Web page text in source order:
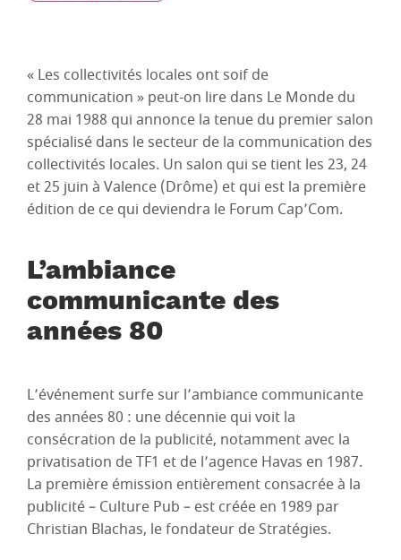
« Les collectivités locales ont soif de
communication » peut-on lire dans Le Monde du
28 mai 1988 qui annonce la tenue du premier salon
spécialisé dans le secteur de la communication des
collectivités locales. Un salon qui se tient les 23, 24
et 25 juin à Valence (Drôme) et qui est la première
édition de ce qui deviendra le Forum Cap’Com.
L’ambiance
communicante des
années 80
L’événement surfe sur l’ambiance communicante
des années 80 : une décennie qui voit la
consécration de la publicité, notamment avec la
privatisation de TF1 et de l’agence Havas en 1987.
La première émission entièrement consacrée à la
publicité – Culture Pub – est créée en 1989 par
Christian Blachas, le fondateur de Stratégies.